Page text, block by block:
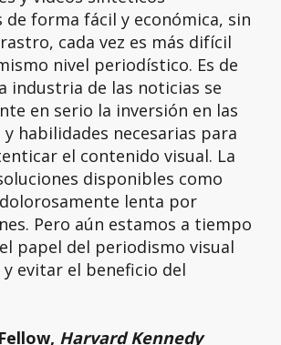
forma fácil y económica, sin
cada vez es más difícil
nivel periodístico. Es de
industria de las noticias se
en serio la inversión en las
habilidades necesarias para
el contenido visual. La
disponibles como
dolorosamente lenta por
Pero aún estamos a tiempo
papel del periodismo visual
evitar el beneficio del
Harvard Kennedy